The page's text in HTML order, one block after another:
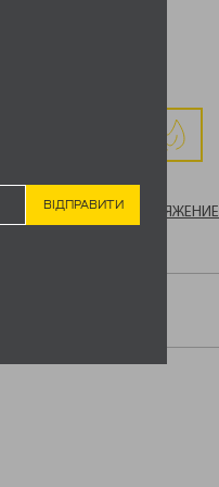
ТАКТИЧЕСКОЕ СНАРЯЖЕНИЕ